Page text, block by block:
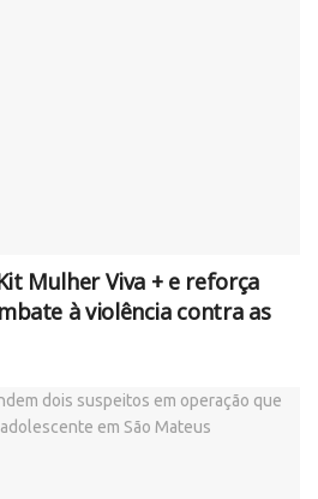
Mulher Viva + e reforça
à violência contra as